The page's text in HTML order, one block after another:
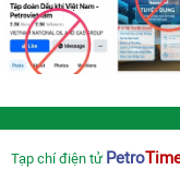
Tạp chí điện tử Petro